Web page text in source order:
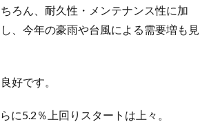
ろん、耐久性・メンテナンス性に加
、今年の豪雨や台風による需要増も見
好です。
に5.2％上回りスタートは上々。